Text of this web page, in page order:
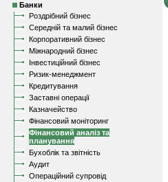
Банки
Роздрібний бізнес
Середній та малий бізнес
Корпоративний бізнес
Міжнародний бізнес
Інвестиційний бізнес
Ризик-менеджмент
Кредитування
Заставні операції
Казначейство
Фінансовий моніторинг
Фінансовий аналіз та
планування
Бухоблік та звітність
Аудит
Операційний супровід